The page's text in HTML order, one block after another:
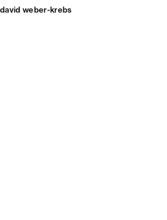
david weber-krebs